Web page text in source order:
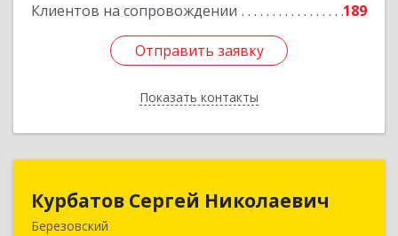
Клиентов на сопровождении 189
Отправить заявку
Показать контакты
Отправить заявку
Назад
Курбатов Сергей Николаевич
Березовский
Курбатов Сергей Николаевич